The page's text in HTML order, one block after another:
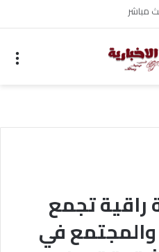
واستيقاف السيارات
راقية تجمع
والمجتمع في